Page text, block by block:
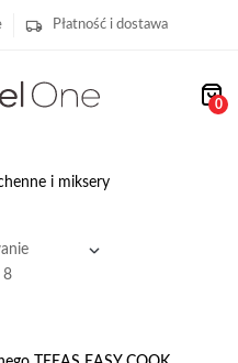
Płatność i dostawa
0
i miksery
8